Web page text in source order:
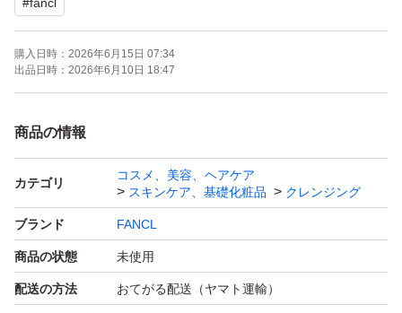
#fancl
購入日時： 2026年6月15日 07:34
出品日時： 2026年6月10日 18:47
商品の情報
カテゴリ
コスメ、美容、ヘアケア
スキンケア、基礎化粧品
クレンジング
ブランド FANCL
商品の状態 未使用
配送の方法 おてがる配送（ヤマト運輸）